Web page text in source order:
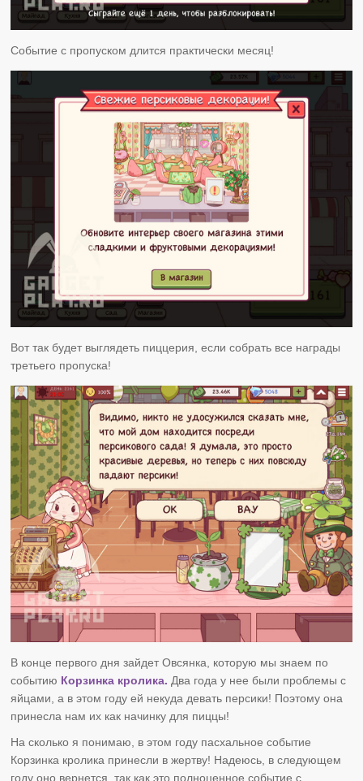
Событие с пропуском длится практически месяц!
Вот так будет выглядеть пиццерия, если собрать все награды
третьего пропуска!
В конце первого дня зайдет Овсянка, которую мы знаем по
событию Корзинка кролика. Два года у нее были проблемы с
яйцами, а в этом году ей некуда девать персики! Поэтому она
принесла нам их как начинку для пиццы!
На сколько я понимаю, в этом году пасхальное событие
Корзинка кролика принесли в жертву! Надеюсь, в следующем
году оно вернется, так как это полноценное событие с